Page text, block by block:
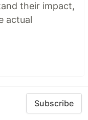
their impact,
actual
Subscribe